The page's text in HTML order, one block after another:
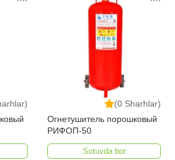
(0 Sharhlar)
Огнетушитель порошковый
РИФОП-50
Sotuvda bor